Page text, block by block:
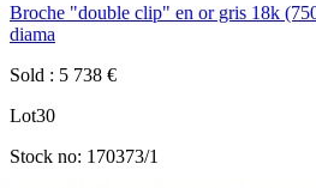
Broche "double clip" en or gris 18k
diama
Sold : 5 738 €
Lot30
Stock no: 170373/1